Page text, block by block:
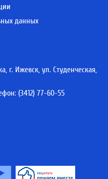
данных
г. Ижевск, ул. Студенческая,
(3412) 77-60-55